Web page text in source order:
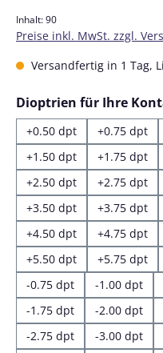
Inhalt:90
Preise inkl. MwSt. zzgl.
Versandfertig in 1 Tag,
Dioptrien für Ihre
+0.50 dpt +0.75 dpt
+1.50 dpt
+1.75 dpt
+2.50 dpt
+2.75 dpt
+3.50 dpt
+3.75 dpt
+4.50 dpt
+4.75 dpt
+5.50 dpt
+5.75 dpt
-0.75 dpt
-1.00 dpt
-1.75 dpt
-2.00 dpt
-2.75 dpt
-3.00 dpt